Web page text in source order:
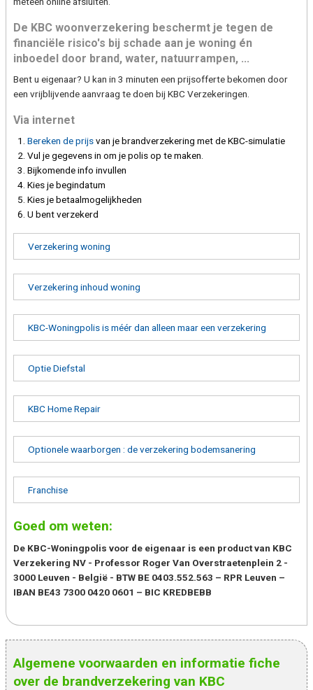
De KBC woonverzekering beschermt je tegen de
financiële risico's bij schade aan je woning én
inboedel door brand, water, natuurrampen, ...
Bent u eigenaar? U kan in 3 minuten een prijsofferte bekomen door
een vrijblijvende aanvraag te doen bij KBC Verzekeringen.
Via internet
Bereken de prijsvan je brandverzekering met de KBC-simulatie
Vul je gegevens in om je polis op te maken.
Bijkomende info invullen
Kies je begindatum
Kies je betaalmogelijkheden
U bent verzekerd
Verzekering woning
Verzekering inhoud woning
KBC-Woningpolis is méér dan alleen maar een verzekering
Optie Diefstal
KBC Home Repair
Optionele waarborgen : de verzekering bodemsanering
Franchise
Goed om weten:
De KBC-Woningpolis voor de eigenaar is een product van KBC
Verzekering NV - Professor Roger Van Overstraetenplein 2 -
3000 Leuven - België - BTW BE 0403.552.563 – RPR Leuven –
IBAN BE43 7300 0420 0601 – BIC KREDBEBB
Algemene voorwaarden en informatie fiche
over de brandverzekering van KBC